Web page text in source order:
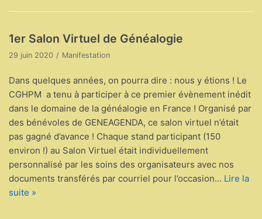
1er Salon Virtuel de Généalogie
29 juin 2020 Manifestation
Dans quelques années, on pourra dire : nous y étions ! Le
CGHPM a tenu à participer à ce premier évènement inédit
dans le domaine de la généalogie en France ! Organisé par
des bénévoles de GENEAGENDA, ce salon virtuel n’était
pas gagné d’avance ! Chaque stand participant (150
environ !) au Salon Virtuel était individuellement
personnalisé par les soins des organisateurs avec nos
documents transférés par courriel pour l’occasion… Lire la
suite »